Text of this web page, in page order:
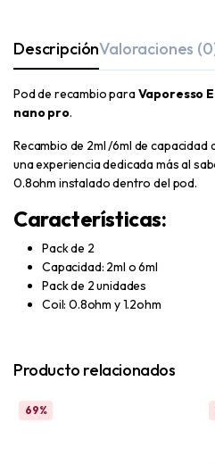
DescripciónValoraciones
Pod de recambio paraVaporesso
nano pro.
Recambio de 2ml /6ml de
una experiencia dedicada más al
0.8ohm instalado dentro del pod.
Características:
Pack de 2
Capacidad: 2ml o 6ml
Pack de 2 unidades
Coil: 0.8ohm y 1.2ohm
Producto relacionados
69%